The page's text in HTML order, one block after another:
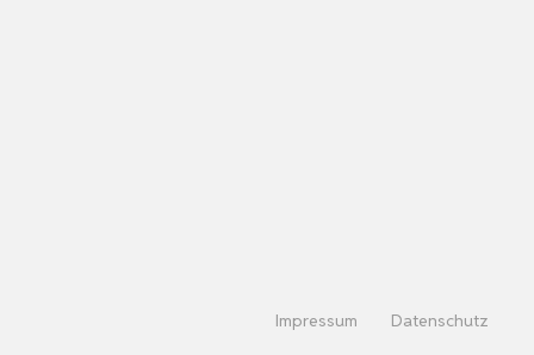
Impressum Datenschutz